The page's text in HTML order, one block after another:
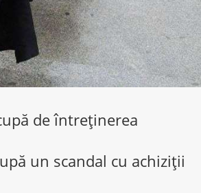
de întreținerea
un scandal cu achiziții